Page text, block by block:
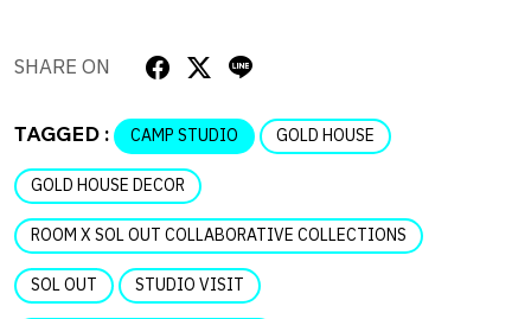
SHARE ON
TAGGED : CAMP STUDIO
GOLD HOUSE
GOLD HOUSE DECOR
ROOM X SOL OUT COLLABORATIVE COLLECTIONS
SOL OUT
STUDIO VISIT